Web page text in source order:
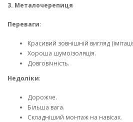
3. Металочерепиця
Переваги:
Красивий зовнішній вигляд
Хороша шумоізоляція.
Довговічність.
Недоліки:
Дорожче.
Більша вага.
Складніший монтаж на навісах.